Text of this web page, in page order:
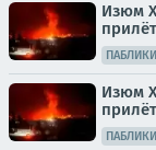
Изюм
ПАБЛИКИ
Изюм
ПАБЛИКИ